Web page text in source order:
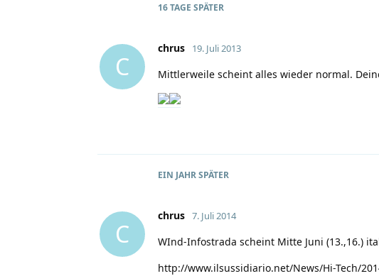
16 TAGE SPÄTER
C
chrus 19. Juli 2013
Mittlerweile scheint alles wieder normal.
EIN JAHRSPÄTER
C
chrus 7. Juli 2014
WInd-Infostrada scheint Mitte Juni (13.,16.)
http://www.ilsussidiario.net/News/Hi-Tech/